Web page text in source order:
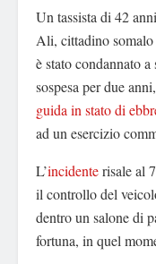
Un tassista di 42
Ali, cittadino somalo
è stato condannato
sospesa per due
guida in stato di
ad un esercizio
L’incidenterisale al
il controllo del
dentro un salone di
fortuna, in quel